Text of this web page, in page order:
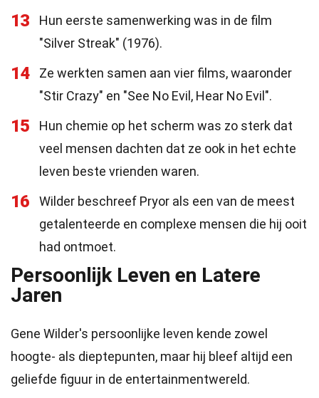
13
Hun eerste samenwerking was in de film
"Silver Streak" (1976).
14
Ze werkten samen aan vier films, waaronder
"Stir Crazy" en "See No Evil, Hear No Evil".
15
Hun chemie op het scherm was zo sterk dat
veel mensen dachten dat ze ook in het echte
leven beste vrienden waren.
16
Wilder beschreef Pryor als een van de meest
getalenteerde en complexe mensen die hij ooit
had ontmoet.
Persoonlijk Leven en Latere
Jaren
Gene Wilder's persoonlijke leven kende zowel
hoogte- als dieptepunten, maar hij bleef altijd een
geliefde figuur in de entertainmentwereld.